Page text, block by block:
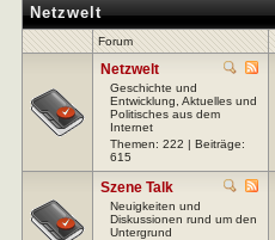
Netzwelt
Forum
Netzwelt
Geschichte und
Entwicklung, Aktuelles und
Politisches aus dem
Internet
Themen: 222 | Beiträge:
615
Szene Talk
Neuigkeiten und
Diskussionen rund um den
Untergrund